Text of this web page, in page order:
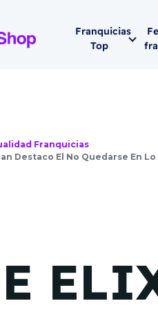
Franquicias
Top
Municipal
España)
Lleva tu
Franquicias
Destaco El No Quedarse En